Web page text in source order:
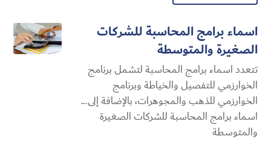
اسماء برامج المحاسبة للشركات
الصغيرة والمتوسطة
تتعدد اسماء برامج المحاسبة لتشمل برنامج
الخوارزمي للتفصيل والخياطة وبرنامج
الخوارزمي للذهب والمجوهرات، بالإضافة إلى...
اسماء برامج المحاسبة للشركات الصغيرة
والمتوسطة